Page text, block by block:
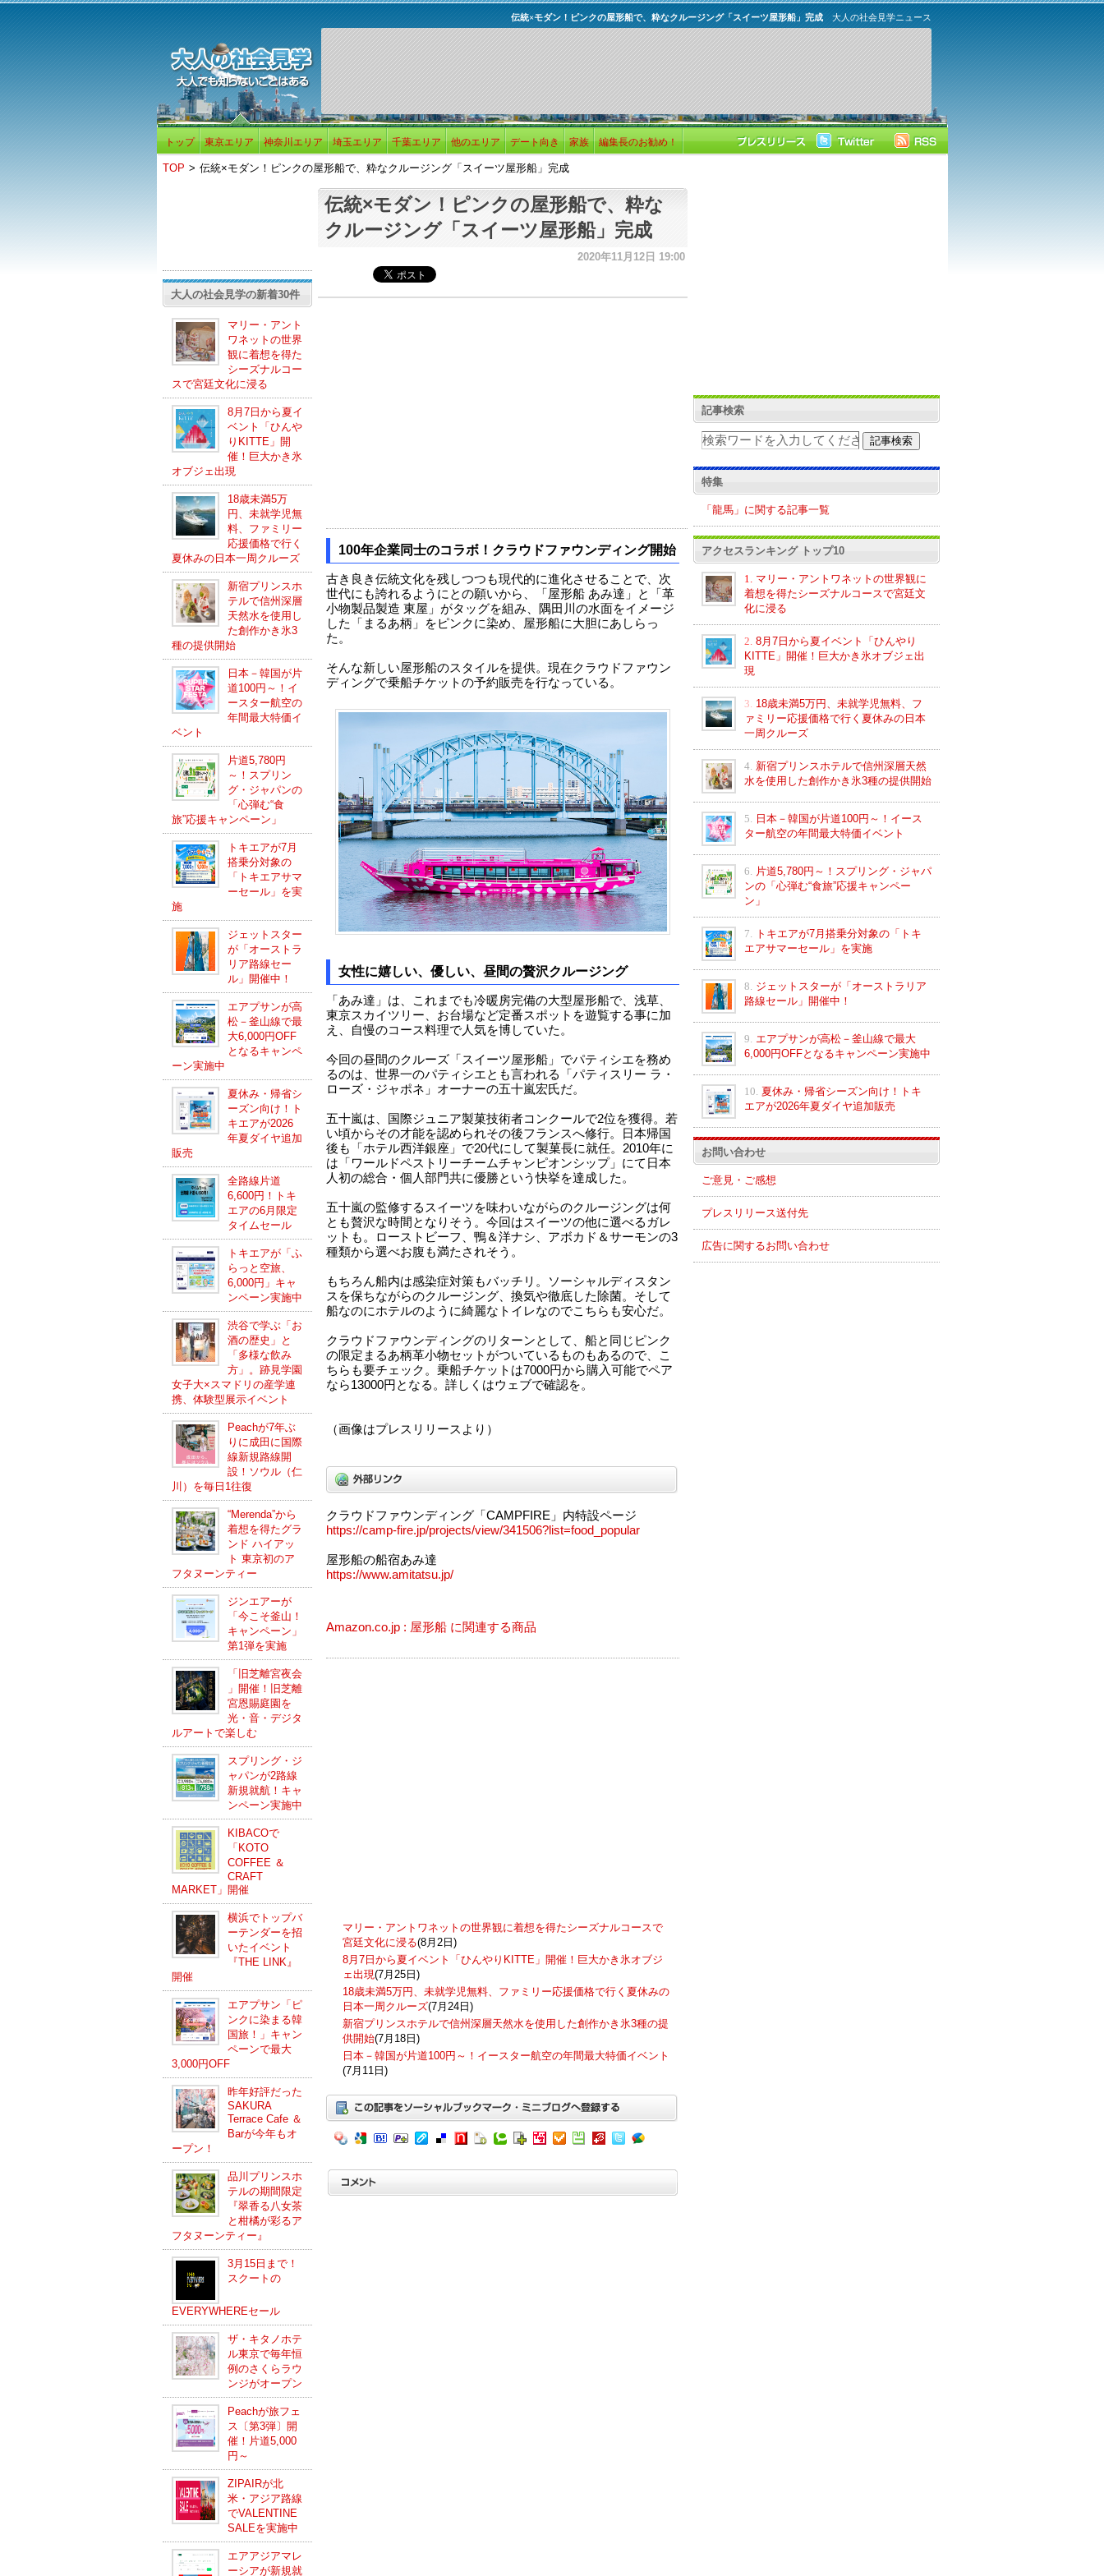
大人の社会見学ニュース
伝統×モダン！ピンクの屋形船で、粋なクルージング「スイーツ屋形船」完成
トップ 東京エリア 神奈川エリア 埼玉エリア 千葉エリア 他のエリア デート向き 家族 編集長のお勧め！
TOP > 伝統×モダン！ピンクの屋形船で、粋なクルージング「スイーツ屋形船」完成
大人の社会見学の新着30件
マリー・アント
ワネットの世界
観に着想を得た
シーズナルコー
スで宮廷文化に浸る
8月7日から夏イ
ベント「ひんや
りKITTE」開
催！巨大かき氷
オブジェ出現
18歳未満5万
円、未就学児無
料、ファミリー
応援価格で行く
夏休みの日本一周クルーズ
新宿プリンスホ
テルで信州深層
天然水を使用し
た創作かき氷3
種の提供開始
日本－韓国が片
道100円～！イ
ースター航空の
年間最大特価イ
ベント
片道5,780円
～！スプリン
グ・ジャパンの
「心弾む“食
旅”応援キャンペーン」
トキエアが7月
搭乗分対象の
「トキエアサマ
ーセール」を実
施
ジェットスター
が「オーストラ
リア路線セー
ル」開催中！
エアプサンが高
松－釜山線で最
大6,000円OFF
となるキャンペ
ーン実施中
夏休み・帰省シ
ーズン向け！ト
キエアが2026
年夏ダイヤ追加
販売
全路線片道
6,600円！トキ
エアの6月限定
タイムセール
トキエアが「ふ
らっと空旅、
6,000円」キャ
ンペーン実施中
渋谷で学ぶ「お
酒の歴史」と
「多様な飲み
方」。跡見学園
女子大×スマドリの産学連
携、体験型展示イベント
Peachが7年ぶ
りに成田に国際
線新規路線開
設！ソウル（仁
川）を毎日1往復
“Merenda”から
着想を得たグラ
ンド ハイアッ
ト 東京初のア
フタヌーンティー
ジンエアーが
「今こそ釜山！
キャンペーン」
第1弾を実施
「旧芝離宮夜会
」開催！旧芝離
宮恩賜庭園を
光・音・デジタ
ルアートで楽しむ
スプリング・ジ
ャパンが2路線
新規就航！キャ
ンペーン実施中
KIBACOで
「KOTO
COFFEE ＆
CRAFT
MARKET」開催
横浜でトップバ
ーテンダーを招
いたイベント
『THE LINK』
開催
エアプサン「ピ
ンクに染まる韓
国旅！」キャン
ペーンで最大
3,000円OFF
昨年好評だった
SAKURA
Terrace Cafe ＆
Barが今年もオ
ープン！
品川プリンスホ
テルの期間限定
『翠香る八女茶
と柑橘が彩るア
フタヌーンティー』
3月15日まで！
スクートの
EVERYWHEREセール
ザ・キタノホテ
ル東京で毎年恒
例のさくらラウ
ンジがオープン
Peachが旅フェ
ス〔第3弾〕開
催！片道5,000
円～
ZIPAIRが北
米・アジア路線
でVALENTINE
SALEを実施中
エアアジアマレ
ーシアが新規就
伝統×モダン！ピンクの屋形船で、粋な
クルージング「スイーツ屋形船」完成
2020年11月12日 19:00
100年企業同士のコラボ！クラウドファウンディング開始
古き良き伝統文化を残しつつも現代的に進化させることで、次
世代にも誇れるようにとの願いから、「屋形船 あみ達」と「革
小物製品製造 東屋」がタッグを組み、隅田川の水面をイメージ
した「まるあ柄」をピンクに染め、屋形船に大胆にあしらっ
た。
そんな新しい屋形船のスタイルを提供。現在クラウドファウン
ディングで乗船チケットの予約販売を行なっている。
女性に嬉しい、優しい、昼間の贅沢クルージング
「あみ達」は、これまでも冷暖房完備の大型屋形船で、浅草、
東京スカイツリー、お台場など定番スポットを遊覧する事に加
え、自慢のコース料理で人気を博していた。
今回の昼間のクルーズ「スイーツ屋形船」でパティシエを務め
るのは、世界一のパティシエとも言われる「パティスリー ラ・
ローズ・ジャポネ」オーナーの五十嵐宏氏だ。
五十嵐は、国際ジュニア製菓技術者コンクールで2位を獲得。若
い頃からその才能を認められその後フランスへ修行。日本帰国
後も「ホテル西洋銀座」で20代にして製菓長に就任。2010年に
は「ワールドペストリーチームチャンピオンシップ」にて日本
人初の総合・個人部門共に優勝という快挙を達成した。
五十嵐の監修するスイーツを味わいながらのクルージングは何
とも贅沢な時間となりそう。今回はスイーツの他に選べるガレ
ットも。ローストビーフ、鴨＆洋ナシ、アボカド＆サーモンの3
種類から選べお腹も満たされそう。
もちろん船内は感染症対策もバッチリ。ソーシャルディスタン
スを保ちながらのクルージング、換気や徹底した除菌。そして
船なのにホテルのように綺麗なトイレなのでこちらも安心だ。
クラウドファウンディングのリターンとして、船と同じピンク
の限定まるあ柄革小物セットがついているものもあるので、こ
ちらも要チェック。乗船チケットは7000円から購入可能でペア
なら13000円となる。詳しくはウェブで確認を。
（画像はプレスリリースより）
クラウドファウンディング「CAMPFIRE」内特設ページ
https://camp-fire.jp/projects/view/341506?list=food_popular
屋形船の船宿あみ達
https://www.amitatsu.jp/
Amazon.co.jp : 屋形船 に関連する商品
マリー・アントワネットの世界観に着想を得たシーズナルコースで
宮廷文化に浸る(8月2日)
8月7日から夏イベント「ひんやりKITTE」開催！巨大かき氷オブジ
ェ出現(7月25日)
18歳未満5万円、未就学児無料、ファミリー応援価格で行く夏休みの
日本一周クルーズ(7月24日)
新宿プリンスホテルで信州深層天然水を使用した創作かき氷3種の提
供開始(7月18日)
日本－韓国が片道100円～！イースター航空の年間最大特価イベント
(7月11日)
記事検索
特集
「龍馬」に関する記事一覧
アクセスランキング トップ10
1.
マリー・アントワネットの世界観に
着想を得たシーズナルコースで宮廷文
化に浸る
2. 8月7日から夏イベント「ひんやり
KITTE」開催！巨大かき氷オブジェ出
現
3. 18歳未満5万円、未就学児無料、フ
ァミリー応援価格で行く夏休みの日本
一周クルーズ
4. 新宿プリンスホテルで信州深層天然
水を使用した創作かき氷3種の提供開始
5.
日本－韓国が片道100円～！イース
ター航空の年間最大特価イベント
6.
片道5,780円～！スプリング・ジャパ
ンの「心弾む“食旅”応援キャンペー
ン」
7.
トキエアが7月搭乗分対象の「トキ
エアサマーセール」を実施
8. ジェットスターが「オーストラリア
路線セール」開催中！
9. エアプサンが高松－釜山線で最大
6,000円OFFとなるキャンペーン実施中
10. 夏休み・帰省シーズン向け！トキ
エアが2026年夏ダイヤ追加販売
お問い合わせ
ご意見・ご感想
プレスリリース送付先
広告に関するお問い合わせ